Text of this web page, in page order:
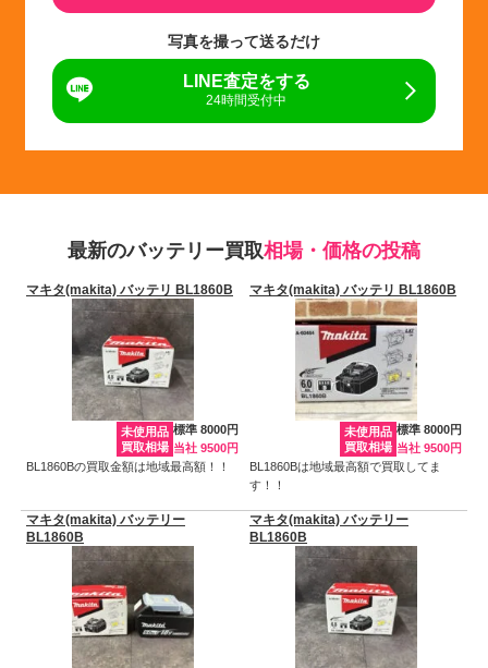
写真を撮って送るだけ
LINE査定をする
24時間受付中
最新のバッテリー買取相場・価格の投稿
マキタ(makita) バッテリ BL1860B
未使用品
買取相場
標準 8000円
当社 9500円
BL1860Bの買取金額は地域最高額！！
マキタ(makita) バッテリ BL1860B
未使用品
買取相場
標準 8000円
当社 9500円
BL1860Bは地域最高額で買取してま
す！！
マキタ(makita) バッテリー
BL1860B
マキタ(makita) バッテリー
BL1860B